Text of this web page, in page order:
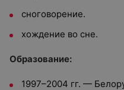
сноговорение.
хождение во сне.
Образование:
1997–2004 гг. —